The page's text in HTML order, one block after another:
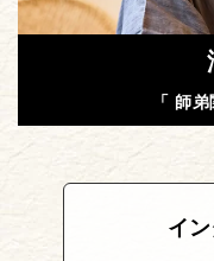
「 師
イ